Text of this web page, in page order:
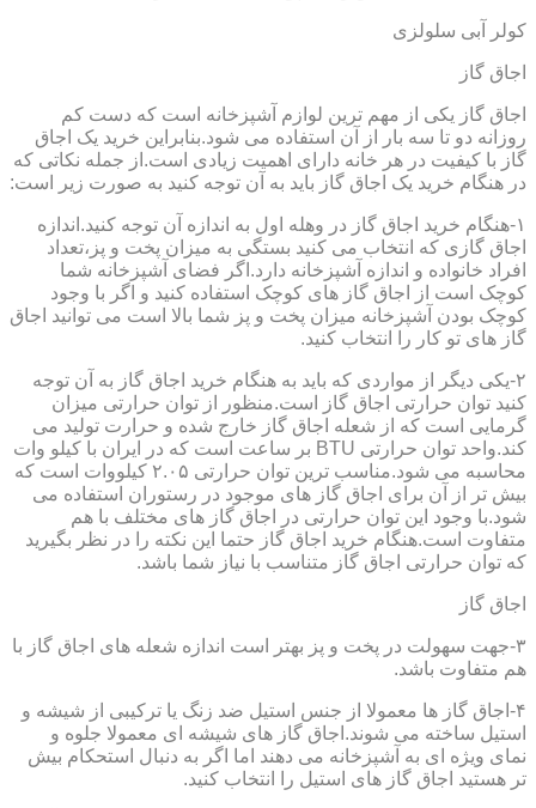
کولر آبی سلولزی
اجاق گاز
اجاق گاز یکی از مهم ترین لوازم آشپزخانه است که دست کم
روزانه دو تا سه بار از آن استفاده می شود.بنابراین خرید یک اجاق
گاز با کیفیت در هر خانه دارای اهمیت زیادی است.از جمله نکاتی که
در هنگام خرید یک اجاق گاز باید به آن توجه کنید به صورت زیر است:
۱-هنگام خرید اجاق گاز در وهله اول به اندازه آن توجه کنید.اندازه
اجاق گازی که انتخاب می کنید بستگی به میزان پخت و پز،تعداد
افراد خانواده و اندازه آشپزخانه دارد.اگر فضای آشپزخانه شما
کوچک است از اجاق گاز های کوچک استفاده کنید و اگر با وجود
کوچک بودن آشپزخانه میزان پخت و پز شما بالا است می توانید اجاق
گاز های تو کار را انتخاب کنید.
۲-یکی دیگر از مواردی که باید به هنگام خرید اجاق گاز به آن توجه
کنید توان حرارتی اجاق گاز است.منظور از توان حرارتی میزان
گرمایی است که از شعله اجاق گاز خارج شده و حرارت تولید می
کند.واحد توان حرارتی BTU بر ساعت است که در ایران با کیلو وات
محاسبه می شود.مناسب ترین توان حرارتی ۲.۰۵ کیلووات است که
بیش تر از آن برای اجاق گاز های موجود در رستوران استفاده می
شود.با وجود این توان حرارتی در اجاق گاز های مختلف با هم
متفاوت است.هنگام خرید اجاق گاز حتما این نکته را در نظر بگیرید
که توان حرارتی اجاق گاز متناسب با نیاز شما باشد.
اجاق گاز
۳-جهت سهولت در پخت و پز بهتر است اندازه شعله های اجاق گاز با
هم متفاوت باشد.
۴-اجاق گاز ها معمولا از جنس استیل ضد زنگ یا ترکیبی از شیشه و
استیل ساخته می شوند.اجاق گاز های شیشه ای معمولا جلوه و
نمای ویژه ای به آشپزخانه می دهند اما اگر به دنبال استحکام بیش
تر هستید اجاق گاز های استیل را انتخاب کنید.